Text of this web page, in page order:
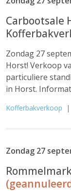
Carbootsale
Zondag 27
Horst! Verkoop
particuliere
in Horst.
Kofferbakverkoop |
Zondag 27